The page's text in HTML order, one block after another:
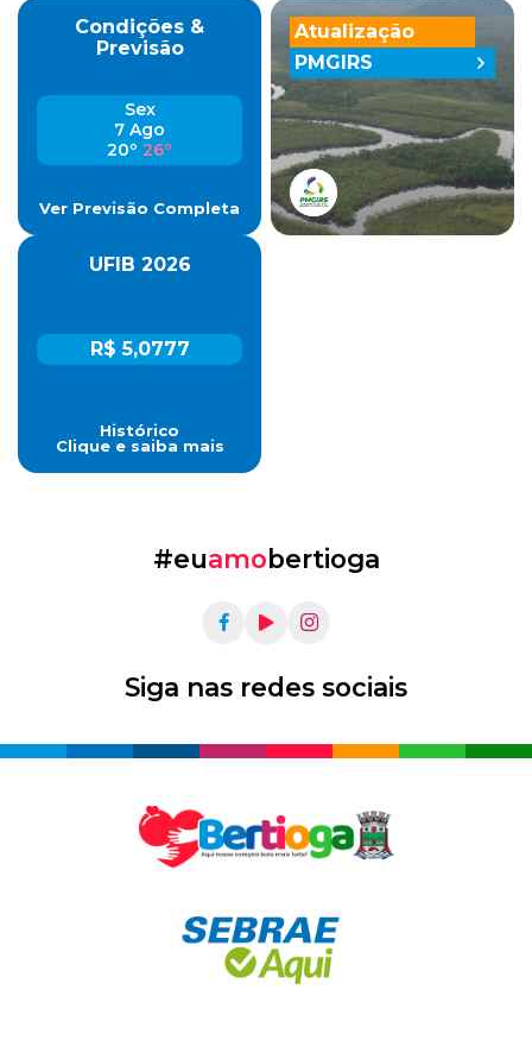
Condições &
Previsão
Sex
7 Ago
20º 26º
Ver Previsão Completa
UFIB 2026
R$ 5,0777
Histórico
Clique e saiba mais
Atualização
PMGIRS
#euamobertioga
Siga nas redes sociais